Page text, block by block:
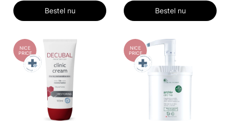
Bestel nu Bestel nu
NICE
PRICE
NICE
PRICE